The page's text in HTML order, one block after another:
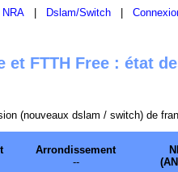
NRA Dslam/Switch
et FTTH Free : état
(nouveaux dslam / switch) de
Arrondissement
--